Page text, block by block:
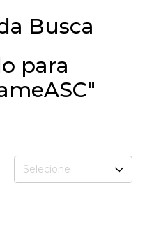
Busca
para
Selecione